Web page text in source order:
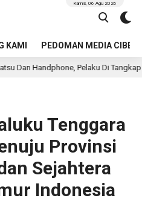
KAMI PEDOMAN MEDIA CIBER
Kamis, 06 Agu 2026
Pelaku Di Tangkap Polsek
Tenggara
Provinsi
Sejahtera
Indonesia